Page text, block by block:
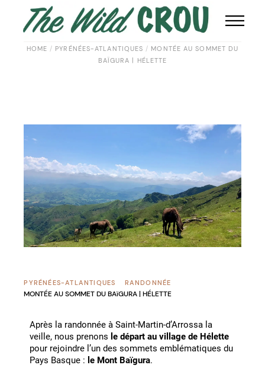
HOME PYRÉNÉES-ATLANTIQUES
MONTÉE AU SOMMET DU
BAÏGURA | HÉLETTE
PYRÉNÉES-ATLANTIQUES RANDONNÉE
MONTÉE AU SOMMET DU BAïGURA | HÉLETTE
Après la randonnée à Saint-Martin-d’Arrossa la
veille, nous prenons le départ au village de Hélette
pour rejoindre l’un des sommets emblématiques du
Pays Basque : le Mont Baïgura.